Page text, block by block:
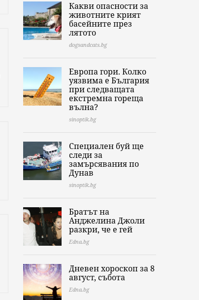
Какви опасности за
животните крият
басейните през
лятото
dogsandcats.bg
Европа гори. Колко
уязвима е България
при следващата
екстремна гореща
вълна?
sinoptik.bg
Специален буй ще
следи за
замърсявания по
Дунав
sinoptik.bg
Братът на
Анджелина Джоли
разкри, че е гей
Edna.bg
Дневен хороскоп за 8
август, събота
Edna.bg